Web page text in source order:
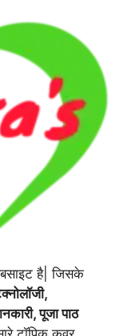
है| जिसके
पूजा पाठ